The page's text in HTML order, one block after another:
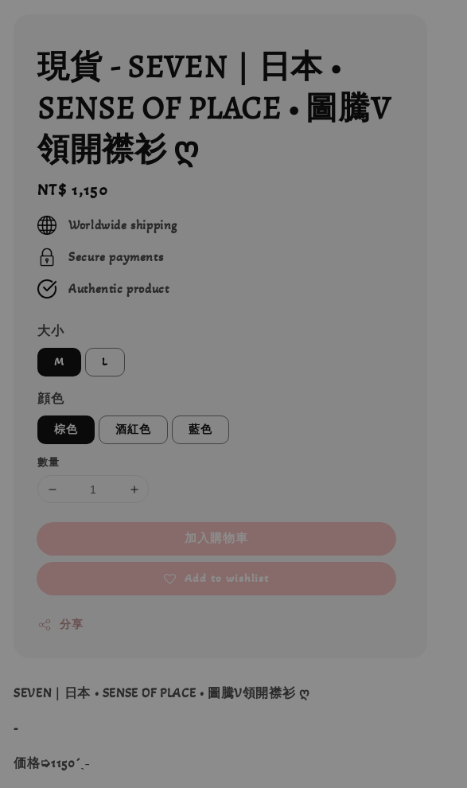
現貨 - SEVEN｜日本 •
SENSE OF PLACE • 圖騰V
領開襟衫 ღ
Regular
price
NT$ 1,150
Worldwide shipping
Secure payments
Authentic product
大小
M L
顔色
棕色 酒紅色 藍色
數量
加入購物車
Add to wishlist
分享
SEVEN｜日本 • SENSE OF PLACE • 圖騰V領開襟衫 ღ
-
価格➭1150´ˎ˗